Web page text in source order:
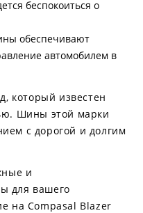
беспокоиться о
обеспечивают
автомобилем в
который известен
Шины этой марки
с дорогой и долгим
и
для вашего
на Compasal Blazer